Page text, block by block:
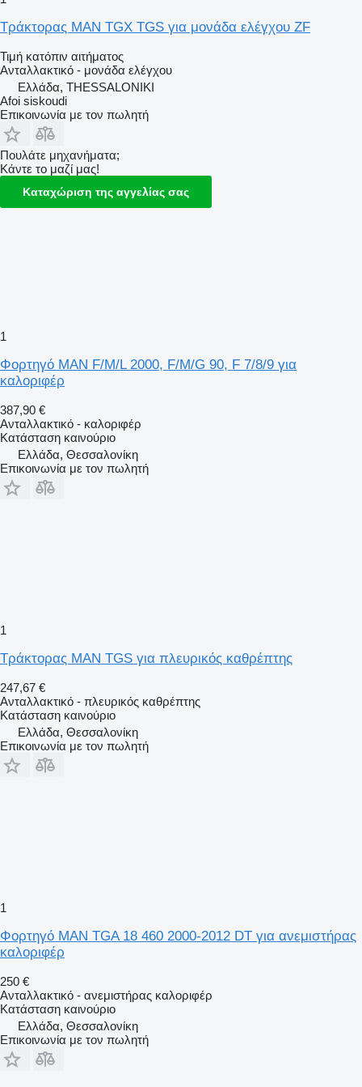
Τράκτορας MAN TGX TGS για μονάδα ελέγχου ZF
Τιμή κατόπιν αιτήματος
Ανταλλακτικό - μονάδα ελέγχου
Ελλάδα, THESSALONIKI
Afoi siskoudi
Επικοινωνία με τον πωλητή
Πουλάτε μηχανήματα;
Κάντε το μαζί μας!
Καταχώριση της αγγελίας σας
1
Φορτηγό MAN F/M/L 2000, F/M/G 90, F 7/8/9 για
καλοριφέρ
387,90 €
Ανταλλακτικό - καλοριφέρ
Κατάσταση καινούριο
Ελλάδα, Θεσσαλονίκη
Επικοινωνία με τον πωλητή
1
Τράκτορας MAN TGS για πλευρικός καθρέπτης
247,67 €
Ανταλλακτικό - πλευρικός καθρέπτης
Κατάσταση καινούριο
Ελλάδα, Θεσσαλονίκη
Επικοινωνία με τον πωλητή
1
Φορτηγό MAN TGA 18 460 2000-2012 DT για ανεμιστήρας
καλοριφέρ
250 €
Ανταλλακτικό - ανεμιστήρας καλοριφέρ
Κατάσταση καινούριο
Ελλάδα, Θεσσαλονίκη
Επικοινωνία με τον πωλητή